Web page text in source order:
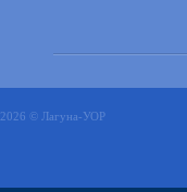
2026 © Лагуна-УОР